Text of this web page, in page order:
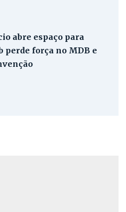
abre espaço para
perde força no MDB e